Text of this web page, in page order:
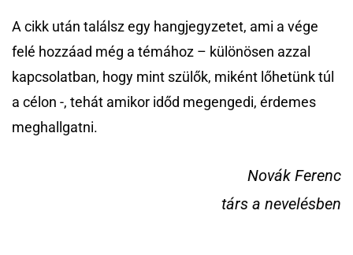
A cikk után találsz egy hangjegyzetet, ami a vége
felé hozzáad még a témához – különösen azzal
kapcsolatban, hogy mint szülők, miként lőhetünk túl
a célon -, tehát amikor időd megengedi, érdemes
meghallgatni.
Novák Ferenc
társ a nevelésben